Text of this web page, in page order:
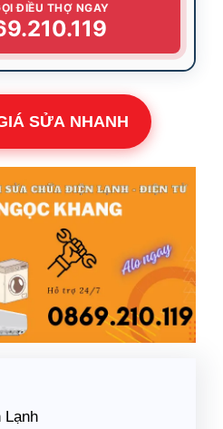
ĐIỀU THỢ NGAY
SỬA NHANH
Lạnh